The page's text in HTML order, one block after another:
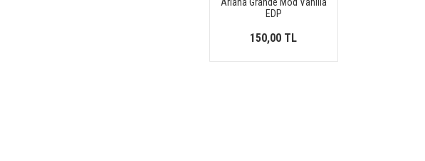
EDP
150,00 TL